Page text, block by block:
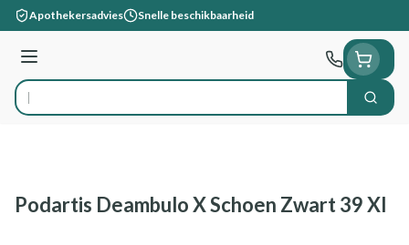
Ga naar de inhoud
Apothekersadvies Snelle beschikbaarheid
Menu
Product, merk, categorie... Zoek
Podartis Deambulo X Schoen Zwart 39 Xl